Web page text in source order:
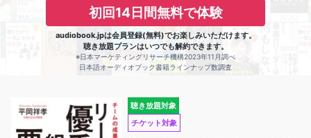
初回14日間無料で体験
audiobook.jpは会員登録(無料)でお楽しみいただけます。
聴き放題プランはいつでも解約できます。
※日本マーケティングリサーチ機構2023年11月調べ
日本語オーディオブック書籍ラインナップ数調査
聴き放題対象
チケット対象